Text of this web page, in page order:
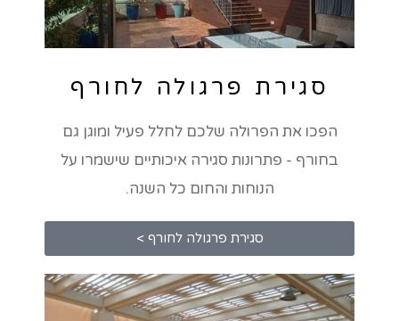
סגירת פרגולה לחורף
הפכו את הפרולה שלכם לחלל פעיל ומוגן גם
בחורף - פתרונות סגירה איכותיים שישמרו על
הנוחות והחום כל השנה.
סגירת פרגולה לחורף >